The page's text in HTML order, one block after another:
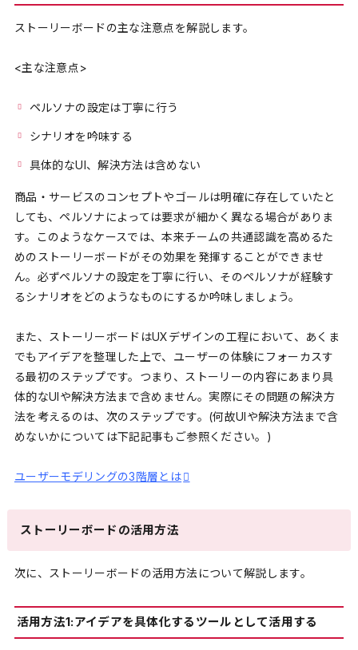
ストーリーボードの主な注意点を解説します。
<主な注意点>
ペルソナの設定は丁寧に行う
シナリオを吟味する
具体的なUI、解決方法は含めない
商品・サービスのコンセプトやゴールは明確に存在していたと
しても、ペルソナによっては要求が細かく異なる場合がありま
す。このようなケースでは、本来チームの共通認識を高めるた
めのストーリーボードがその効果を発揮することができませ
ん。必ずペルソナの設定を丁寧に行い、そのペルソナが経験す
るシナリオをどのようなものにするか吟味しましょう。
また、ストーリーボードはUXデザインの工程において、あくま
でもアイデアを整理した上で、ユーザーの体験にフォーカスす
る最初のステップです。つまり、ストーリーの内容にあまり具
体的なUIや解決方法まで含めません。実際にその問題の解決方
法を考えるのは、次のステップです。(何故UIや解決方法まで含
めないかについては下記記事もご参照ください。)
ユーザーモデリングの3階層とは
ストーリーボードの活用方法
次に、ストーリーボードの活用方法について解説します。
活用方法1:アイデアを具体化するツールとして活用する